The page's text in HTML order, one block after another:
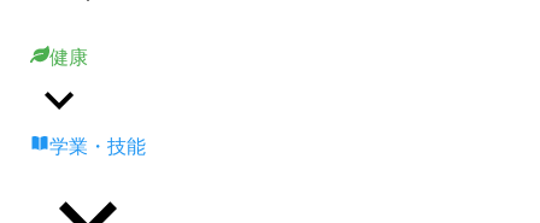
健康
学業・技能